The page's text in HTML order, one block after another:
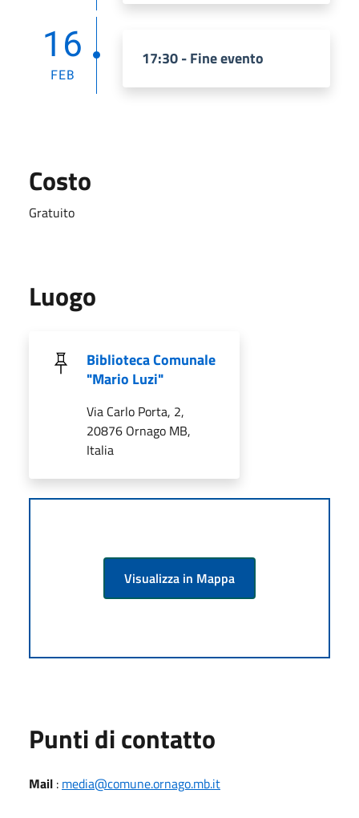
16
FEB
17:30 - Fine evento
Costo
Gratuito
Luogo
Biblioteca Comunale
"Mario Luzi"
Via Carlo Porta, 2,
20876 Ornago MB,
Italia
Visualizza in Mappa
Punti di contatto
Mail : media@comune.ornago.mb.it